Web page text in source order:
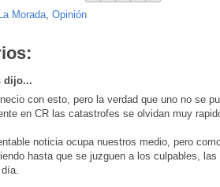
Morada Opinión
dijo...
con esto, pero la verdad que uno no se
en CR las catastrofes se olvidan muy
noticia ocupa nuestros medio, pero
hasta que se juzguen a los culpables,